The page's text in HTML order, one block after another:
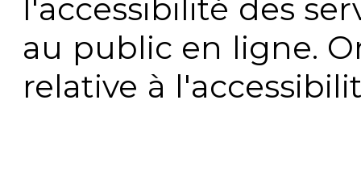
l'accessibilité des
au public en ligne.
relative à